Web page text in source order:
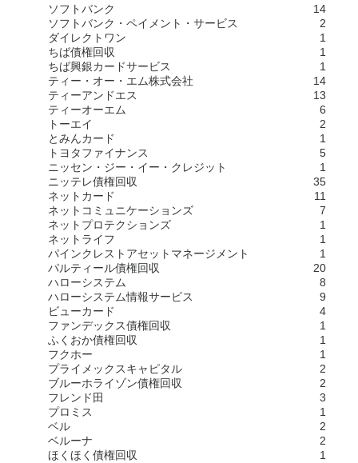
ソフトバンク
14
ソフトバンク・ペイメント・サービス
2
ダイレクトワン
1
ちば債権回収
1
ちば興銀カードサービス
1
ティー・オー・エム株式会社
14
ティーアンドエス
13
ティーオーエム
6
トーエイ
2
とみんカード
1
トヨタファイナンス
5
ニッセン・ジー・イー・クレジット
1
ニッテレ債権回収
35
ネットカード
11
ネットコミュニケーションズ
7
ネットプロテクションズ
1
ネットライフ
1
パインクレストアセットマネージメント
1
パルティール債権回収
20
ハローシステム
8
ハローシステム情報サービス
9
ビューカード
4
ファンデックス債権回収
1
ふくおか債権回収
1
フクホー
1
プライメックスキャピタル
2
ブルーホライゾン債権回収
2
フレンド田
3
プロミス
1
ベル
2
ベルーナ
2
ほくほく債権回収
1